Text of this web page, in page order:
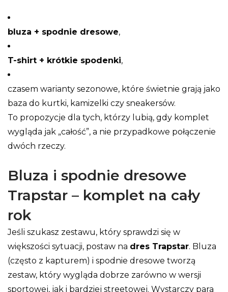
bluza + spodnie dresowe,
T-shirt + krótkie spodenki,
czasem warianty sezonowe, które świetnie grają jako
baza do kurtki, kamizelki czy sneakersów.
To propozycje dla tych, którzy lubią, gdy komplet
wygląda jak „całość”, a nie przypadkowe połączenie
dwóch rzeczy.
Bluza i spodnie dresowe
Trapstar – komplet na cały
rok
Jeśli szukasz zestawu, który sprawdzi się w
większości sytuacji, postaw na dres Trapstar. Bluza
(często z kapturem) i spodnie dresowe tworzą
zestaw, który wygląda dobrze zarówno w wersji
sportowej, jak i bardziej streetowej. Wystarczy para